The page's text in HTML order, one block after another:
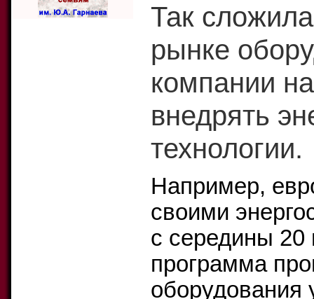
Так
рынке
компании
внедрять
технологии.
Например,
своими
с середины 20
программа
оборудования